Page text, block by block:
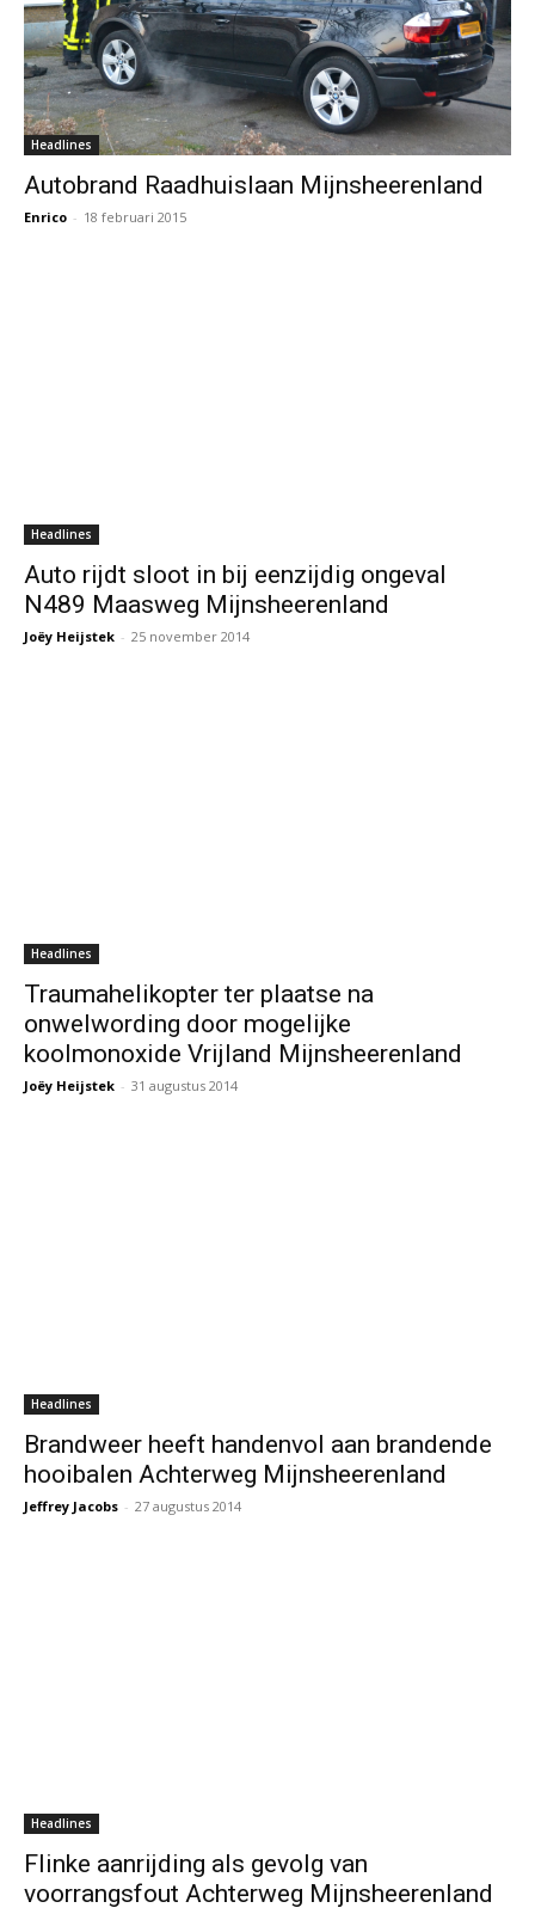
Headlines
Autobrand Raadhuislaan Mijnsheerenland
Enrico - 18 februari 2015
Headlines
Auto rijdt sloot in bij eenzijdig ongeval
N489 Maasweg Mijnsheerenland
Joëy Heijstek - 25 november 2014
Headlines
Traumahelikopter ter plaatse na
onwelwording door mogelijke
koolmonoxide Vrijland Mijnsheerenland
Joëy Heijstek - 31 augustus 2014
Headlines
Brandweer heeft handenvol aan brandende
hooibalen Achterweg Mijnsheerenland
Jeffrey Jacobs - 27 augustus 2014
Headlines
Flinke aanrijding als gevolg van
voorrangsfout Achterweg Mijnsheerenland